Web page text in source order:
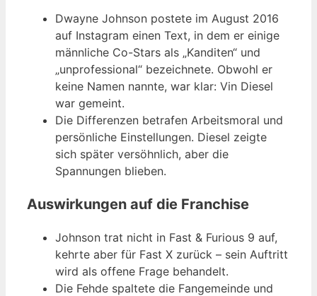
Dwayne Johnson postete im August 2016
auf Instagram einen Text, in dem er einige
männliche Co-Stars als „Kanditen“ und
„unprofessional“ bezeichnete. Obwohl er
keine Namen nannte, war klar: Vin Diesel
war gemeint.
Die Differenzen betrafen Arbeitsmoral und
persönliche Einstellungen. Diesel zeigte
sich später versöhnlich, aber die
Spannungen blieben.
Auswirkungen auf die Franchise
Johnson trat nicht in Fast & Furious 9 auf,
kehrte aber für Fast X zurück – sein Auftritt
wird als offene Frage behandelt.
Die Fehde spaltete die Fangemeinde und